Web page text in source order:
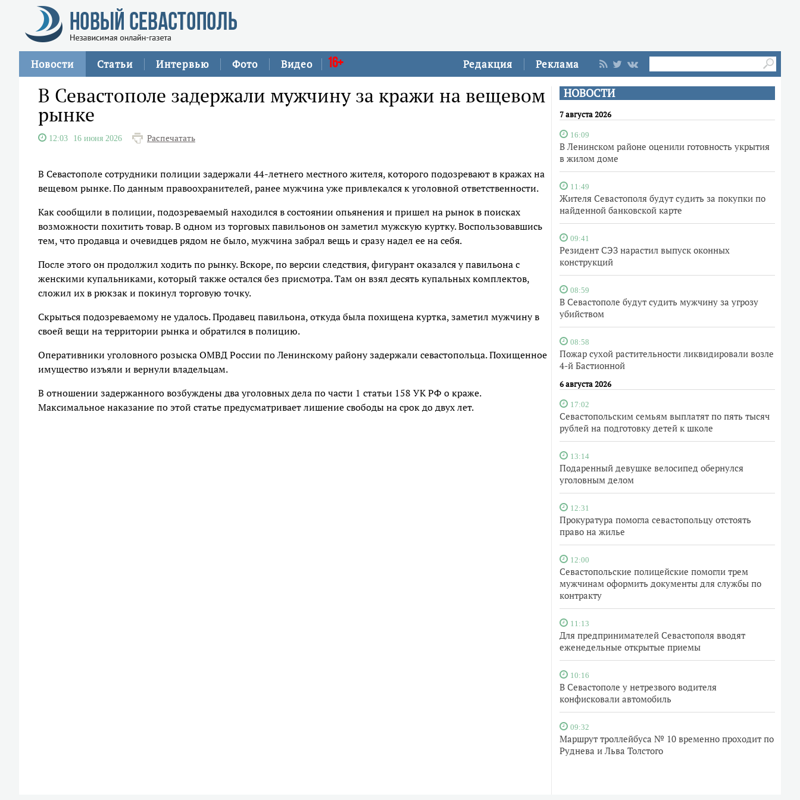
Редакция Реклама
Новости Статьи Интервью Фото Видео 16+
НОВОСТИ
7 августа 2026
16:09
В Ленинском районе оценили готовность укрытия
в жилом доме
11:49
Жителя Севастополя будут судить за покупки по
найденной банковской карте
09:41
Резидент СЭЗ нарастил выпуск оконных
конструкций
08:59
В Севастополе будут судить мужчину за угрозу
убийством
08:58
Пожар сухой растительности ликвидировали возле
4-й Бастионной
6 августа 2026
17:02
Севастопольским семьям выплатят по пять тысяч
рублей на подготовку детей к школе
13:14
Подаренный девушке велосипед обернулся
уголовным делом
12:31
Прокуратура помогла севастопольцу отстоять
право на жилье
12:00
Севастопольские полицейские помогли трем
мужчинам оформить документы для службы по
контракту
11:13
Для предпринимателей Севастополя вводят
еженедельные открытые приемы
10:16
В Севастополе у нетрезвого водителя
конфисковали автомобиль
09:32
Маршрут троллейбуса № 10 временно проходит по
Руднева и Льва Толстого
В Севастополе задержали мужчину за кражи на вещевом
рынке
12:03 16 июня 2026 Распечатать
В Севастополе сотрудники полиции задержали 44-летнего местного жителя, которого подозревают в кражах на
вещевом рынке. По данным правоохранителей, ранее мужчина уже привлекался к уголовной ответственности.
Как сообщили в полиции, подозреваемый находился в состоянии опьянения и пришел на рынок в поисках
возможности похитить товар. В одном из торговых павильонов он заметил мужскую куртку. Воспользовавшись
тем, что продавца и очевидцев рядом не было, мужчина забрал вещь и сразу надел ее на себя.
После этого он продолжил ходить по рынку. Вскоре, по версии следствия, фигурант оказался у павильона с
женскими купальниками, который также остался без присмотра. Там он взял десять купальных комплектов,
сложил их в рюкзак и покинул торговую точку.
Скрыться подозреваемому не удалось. Продавец павильона, откуда была похищена куртка, заметил мужчину в
своей вещи на территории рынка и обратился в полицию.
Оперативники уголовного розыска ОМВД России по Ленинскому району задержали севастопольца. Похищенное
имущество изъяли и вернули владельцам.
В отношении задержанного возбуждены два уголовных дела по части 1 статьи 158 УК РФ о краже.
Максимальное наказание по этой статье предусматривает лишение свободы на срок до двух лет.